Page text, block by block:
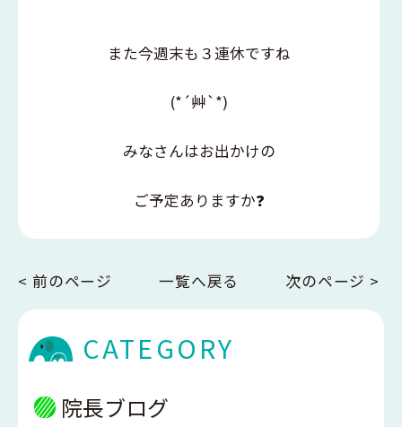
また今週末も３連休ですね
(*´艸`*)
みなさんはお出かけの
ご予定ありますか❓
< 前のページ 一覧へ戻る 次のページ >
CATEGORY
院長ブログ